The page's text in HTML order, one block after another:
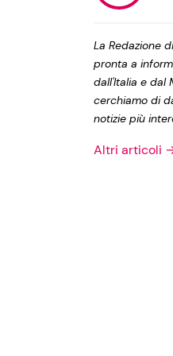
Privacy Policy
La Redazione
pronta a
dall'Italia e dal
cerchiamo di
notizie più
Altri articoli